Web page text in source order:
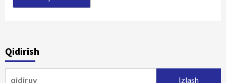
Qidirish